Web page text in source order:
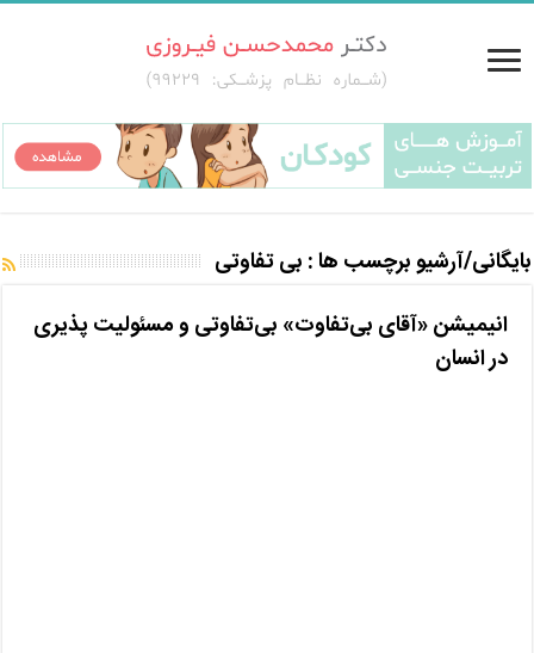
بایگانی/آرشیو برچسب ها : بی تفاوتی
انیمیشن «آقای بی‌تفاوت» بی‌تفاوتی و مسئولیت پذیری
در انسان